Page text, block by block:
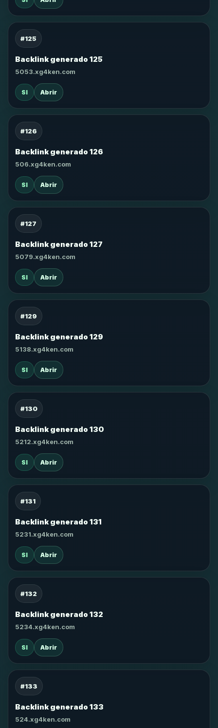
#125
Backlink generado 125
5053.xg4ken.com
SI Abrir
#126
Backlink generado 126
506.xg4ken.com
SI Abrir
#127
Backlink generado 127
5079.xg4ken.com
SI Abrir
#129
Backlink generado 129
5138.xg4ken.com
SI Abrir
#130
Backlink generado 130
5212.xg4ken.com
SI Abrir
#131
Backlink generado 131
5231.xg4ken.com
SI Abrir
#132
Backlink generado 132
5234.xg4ken.com
SI Abrir
#133
Backlink generado 133
524.xg4ken.com